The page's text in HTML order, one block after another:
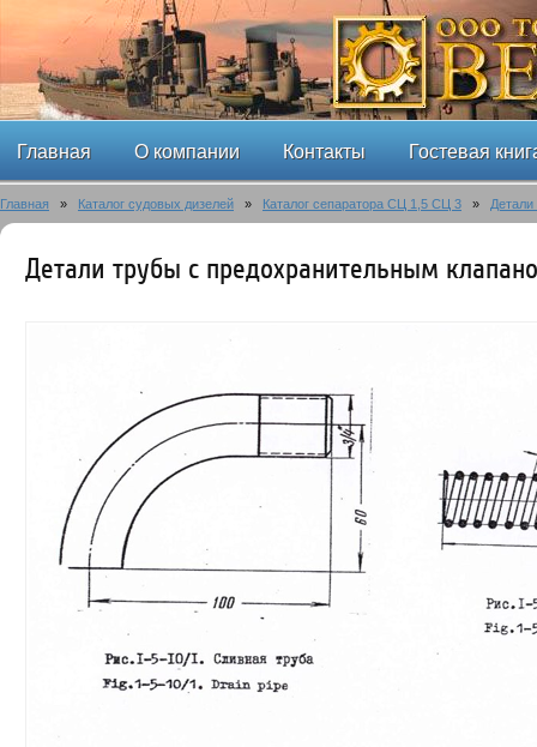
Главная О компании Контакты Гостевая
Главная » Каталог судовых дизелей » Каталог сепаратора СЦ 1,5 СЦ 3 »
Детали трубы с предохранительным